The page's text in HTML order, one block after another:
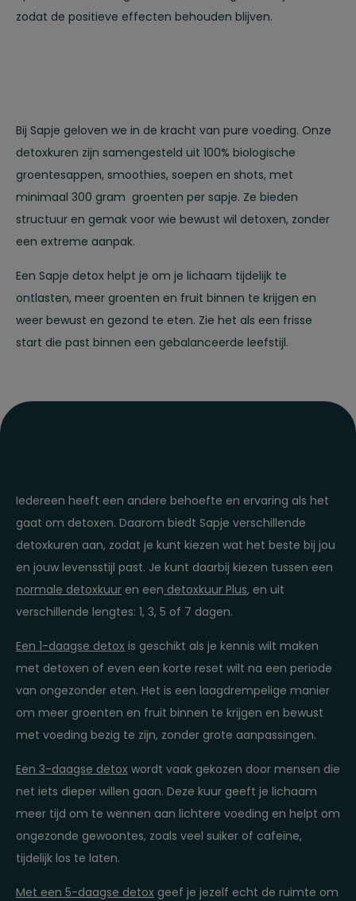
zodat de positieve effecten behouden blijven.
Bij Sapje geloven we in de kracht van pure voeding. Onze
detoxkuren zijn samengesteld uit 100% biologische
groentesappen, smoothies, soepen en shots, met
minimaal 300 gram groenten per sapje. Ze bieden
structuur en gemak voor wie bewust wil detoxen, zonder
een extreme aanpak.
Een Sapje detox helpt je om je lichaam tijdelijk te
ontlasten, meer groenten en fruit binnen te krijgen en
weer bewust en gezond te eten. Zie het als een frisse
start die past binnen een gebalanceerde leefstijl.
Iedereen heeft een andere behoefte en ervaring als het
gaat om detoxen. Daarom biedt Sapje verschillende
detoxkuren aan, zodat je kunt kiezen wat het beste bij jou
en jouw levensstijl past. Je kunt daarbij kiezen tussen een
normale detoxkuur en een detoxkuur Plus, en uit
verschillende lengtes: 1, 3, 5 of 7 dagen.
Een 1-daagse detox is geschikt als je kennis wilt maken
met detoxen of even een korte reset wilt na een periode
van ongezonder eten. Het is een laagdrempelige manier
om meer groenten en fruit binnen te krijgen en bewust
met voeding bezig te zijn, zonder grote aanpassingen.
Een 3-daagse detox wordt vaak gekozen door mensen die
net iets dieper willen gaan. Deze kuur geeft je lichaam
meer tijd om te wennen aan lichtere voeding en helpt om
ongezonde gewoontes, zoals veel suiker of cafeïne,
tijdelijk los te laten.
Met een 5-daagse detox geef je jezelf echt de ruimte om